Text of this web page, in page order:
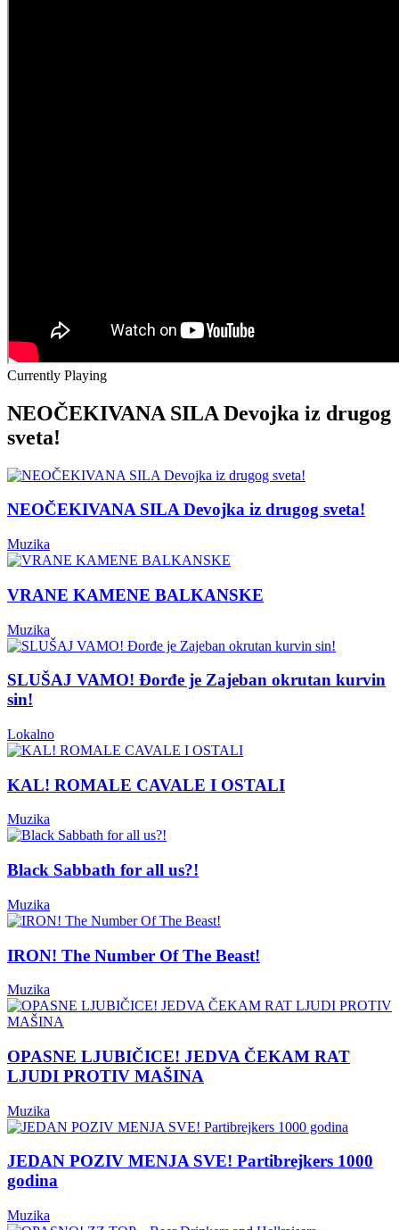
Currently Playing
NEOČEKIVANA SILA Devojka iz drugog
sveta!
NEOČEKIVANA SILA Devojka iz drugog sveta!
Muzika
VRANE KAMENE BALKANSKE
Muzika
SLUŠAJ VAMO! Đorđe je Zajeban okrutan kurvin
sin!
Lokalno
KAL! ROMALE CAVALE I OSTALI
Muzika
Black Sabbath for all us?!
Muzika
IRON! The Number Of The Beast!
Muzika
OPASNE LJUBIČICE! JEDVA ČEKAM RAT
LJUDI PROTIV MAŠINA
Muzika
JEDAN POZIV MENJA SVE! Partibrejkers 1000
godina
Muzika